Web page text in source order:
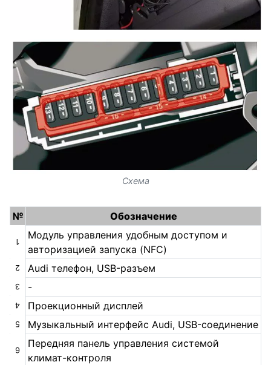
Схема
№ Обозначение
1
Модуль управления удобным доступом и
авторизацией запуска (NFC)
2 Audi телефон, USB-разъем
3 -
4 Проекционный дисплей
5 Музыкальный интерфейс Audi, USB-соединение
6
Передняя панель управления системой
климат-контроля